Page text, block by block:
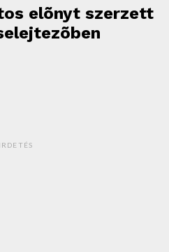
elõnyt szerzett